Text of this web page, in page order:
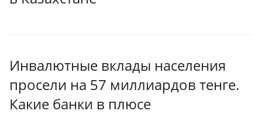
Инвалютные вклады населения
просели на 57 миллиардов тенге.
Какие банки в плюсе